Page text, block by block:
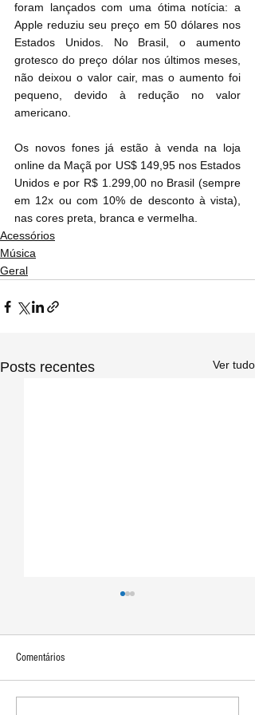
foram lançados com uma ótima notícia: a
Apple reduziu seu preço em 50 dólares nos
Estados Unidos. No Brasil, o aumento
grotesco do preço dólar nos últimos meses,
não deixou o valor cair, mas o aumento foi
pequeno, devido à redução no valor
americano.
Os novos fones já estão à venda na loja
online da Maçã por US$ 149,95 nos Estados
Unidos e por R$ 1.299,00 no Brasil (sempre
em 12x ou com 10% de desconto à vista),
nas cores preta, branca e vermelha.
Acessórios
Música
Geral
Posts recentes Ver tudo
Comentários